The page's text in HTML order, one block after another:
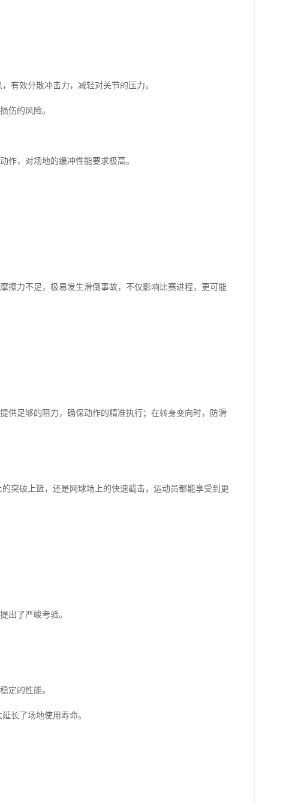
有效分散冲击力，减轻对关节的压力。
伤的风险。
作，对场地的缓冲性能要求极高。
擦力不足，极易发生滑倒事故，不仅影响比赛进程，更可能
供足够的阻力，确保动作的精准执行；在转身变向时，防滑
突破上篮，还是网球场上的快速截击，运动员都能享受到更
出了严峻考验。
定的性能。
长了场地使用寿命。